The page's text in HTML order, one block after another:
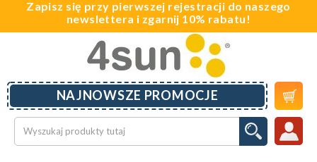
Zapisz się przy pierwszej rejestracji do naszego
newslettera i zgarnij 10% rabatu!
NAJNOWSZE PROMOCJE 